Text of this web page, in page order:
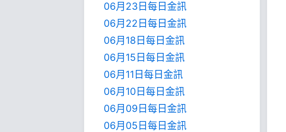
06月23日每日金訊
06月22日每日金訊
06月18日每日金訊
06月15日每日金訊
06月11日每日金訊
06月10日每日金訊
06月09日每日金訊
06月05日每日金訊